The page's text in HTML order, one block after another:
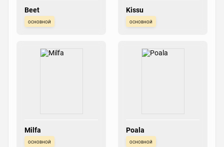
Beet
основной
Kissu
основной
Milfa
основной
Poala
основной